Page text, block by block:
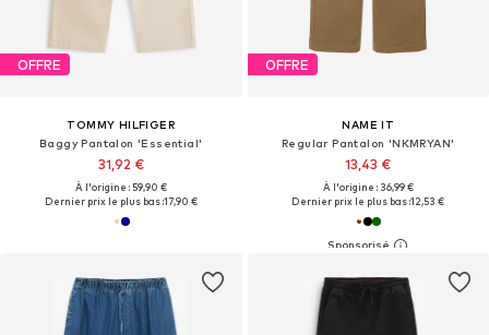
OFFRE
TOMMY HILFIGER
Baggy Pantalon 'Essential'
31,92 €
À l'origine : 59,90 €
Dernier prix le plus bas :17,90 €
OFFRE
NAME IT
Regular Pantalon 'NKMRYAN'
13,43 €
À l'origine : 36,99 €
Dernier prix le plus bas :12,53 €